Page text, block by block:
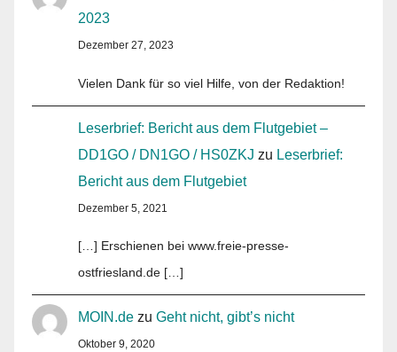
2023
Dezember 27, 2023
Vielen Dank für so viel Hilfe, von der Redaktion!
Leserbrief: Bericht aus dem Flutgebiet –
DD1GO / DN1GO / HS0ZKJ zu Leserbrief:
Bericht aus dem Flutgebiet
Dezember 5, 2021
[…] Erschienen bei www.freie-presse-
ostfriesland.de […]
MOIN.de zu Geht nicht, gibt’s nicht
Oktober 9, 2020